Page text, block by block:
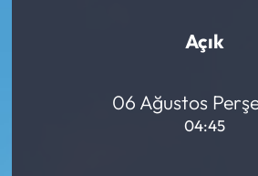
Açık
06 Ağustos
04:45